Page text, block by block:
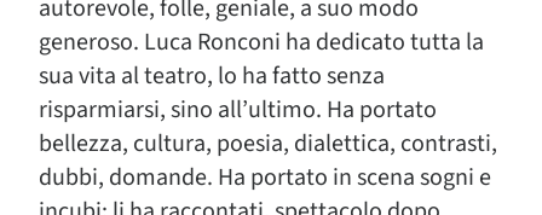
autorevole, folle, geniale, a suo modo
generoso. Luca Ronconi ha dedicato tutta la
sua vita al teatro, lo ha fatto senza
risparmiarsi, sino all’ultimo. Ha portato
bellezza, cultura, poesia, dialettica, contrasti,
dubbi, domande. Ha portato in scena sogni e